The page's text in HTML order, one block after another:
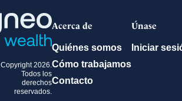
2026.
Todos los
derechos
reservados.
Acerca de
Quiénes somos
Cómo trabajamos
Contacto
Únase
Iniciar